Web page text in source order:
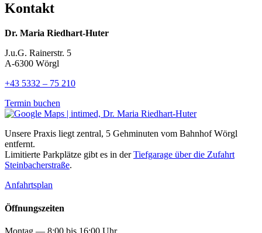
Kontakt
Dr. Maria Riedhart-Huter
J.u.G. Rainerstr. 5
A-6300 Wörgl
+43 5332 – 75 210
Termin buchen
Unsere Praxis liegt zentral, 5 Gehminuten vom Bahnhof Wörgl
entfernt.
Limitierte Parkplätze gibt es in derTiefgarage über die Zufahrt
Steinbacherstraße.
Anfahrtsplan
Öffnungszeiten
Montag — 8:00 bis 16:00 Uhr